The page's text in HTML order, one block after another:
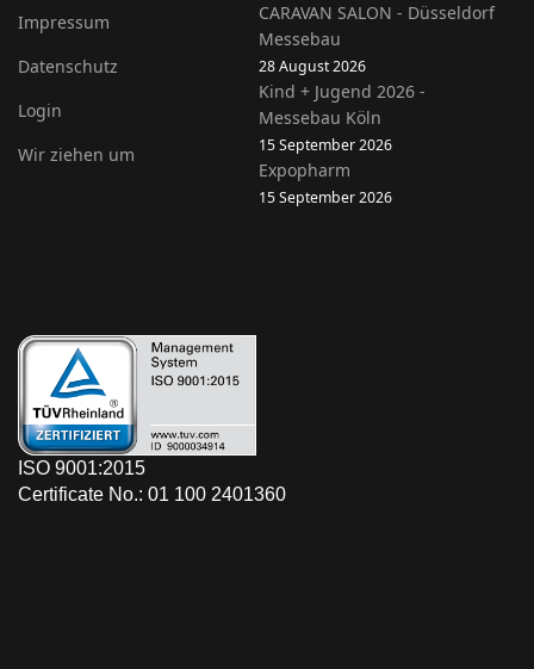
Impressum
Datenschutz
Login
Wir ziehen um
CARAVAN SALON - Düsseldorf
Messebau
28 August 2026
Kind + Jugend 2026 -
Messebau Köln
15 September 2026
Expopharm
15 September 2026
ISO 9001:2015
Certificate No.: 01 100 2401360